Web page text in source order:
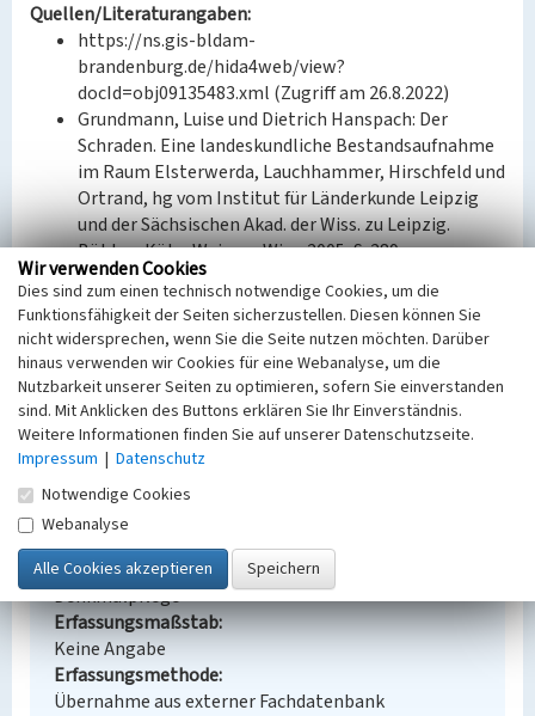
Quellen/Literaturangaben:
https://ns.gis-bldam-
brandenburg.de/hida4web/view?
docId=obj09135483.xml (Zugriff am 26.8.2022)
Grundmann, Luise und Dietrich Hanspach: Der
Schraden. Eine landeskundliche Bestandsaufnahme
im Raum Elsterwerda, Lauchhammer, Hirschfeld und
Ortrand, hg vom Institut für Länderkunde Leipzig
und der Sächsischen Akad. der Wiss. zu Leipzig.
Böhlau, Köln, Weimar, Wien 2005, S. 289
BKM-Nummer:32002187
(Erfassungsprojekt Lausitz, BLDAM 2023)
Kraftwerksiedlung Nordstraße
Schlagwörter
Mehrfamilienhaus
Ort
Plessa
Fachsicht(en)
Denkmalpflege
Erfassungsmaßstab
Keine Angabe
Erfassungsmethode
Übernahme aus externer Fachdatenbank
Wir verwenden Cookies
Dies sind zum einen technisch notwendige Cookies, um die
Funktionsfähigkeit der Seiten sicherzustellen. Diesen können Sie
nicht widersprechen, wenn Sie die Seite nutzen möchten. Darüber
hinaus verwenden wir Cookies für eine Webanalyse, um die
Nutzbarkeit unserer Seiten zu optimieren, sofern Sie einverstanden
sind. Mit Anklicken des Buttons erklären Sie Ihr Einverständnis.
Weitere Informationen finden Sie auf unserer Datenschutzseite.
Impressum | Datenschutz
Notwendige Cookies
Webanalyse